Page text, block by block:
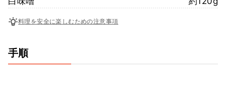
料理を安全に楽しむための注意事項
手順